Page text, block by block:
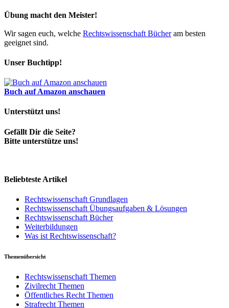
Übung macht den Meister!
Wir sagen euch, welche Rechtswissenschaft Bücheram besten
geeignet sind.
Unser Buchtipp!
Buch auf Amazon anschauen
Unterstützt uns!
Gefällt Dir die Seite?
Bitte unterstütze uns!
Beliebteste Artikel
Rechtswissenschaft Grundlagen
Rechtswissenschaft Übungsaufgaben & Lösungen
Rechtswissenschaft Bücher
Weiterbildungen
Was ist Rechtswissenschaft?
Themenübersicht
Rechtswissenschaft Themen
Zivilrecht Themen
Öffentliches Recht Themen
Strafrecht Themen